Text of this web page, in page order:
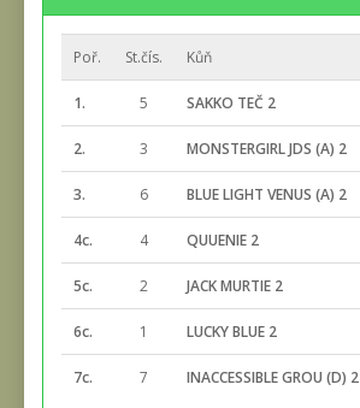
Poř. St.čís. Kůň
1. 5 SAKKO TEČ 2
2. 3 MONSTERGIRL JDS (A) 2
3. 6 BLUE LIGHT VENUS (A) 2
4c. 4 QUUENIE 2
5c. 2 JACK MURTIE 2
6c. 1 LUCKY BLUE 2
7c. 7 INACCESSIBLE GROU (D) 2